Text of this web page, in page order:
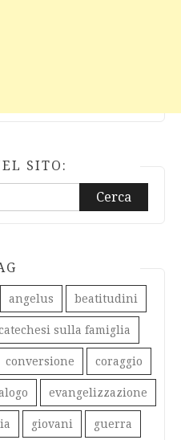
SITO:
angelus beatitudini
sulla famiglia
conversione coraggio
evangelizzazione
giovani guerra